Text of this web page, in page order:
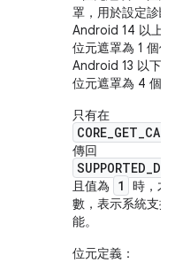
罩，用於設定診斷
Android 14 以上
位元遮罩為 1 個
Android 13 以下
位元遮罩為 4 個
只有在
傳回
且值為 1
時，才
數，表示系統支
能。
位元定義：